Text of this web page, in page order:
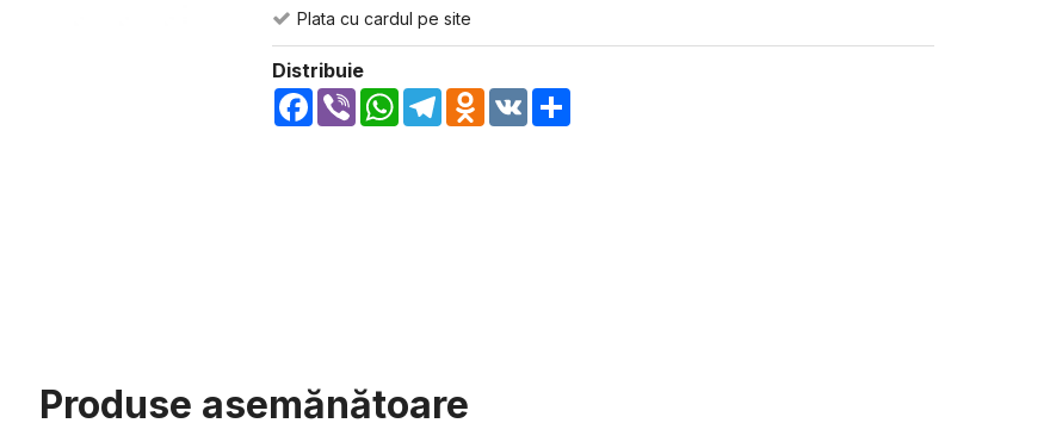
Plata cu cardul pe site
Distribuie
Facebook
Viber WhatsApp
TelegramOdnoklassniki
VK
Produse asemănătoare